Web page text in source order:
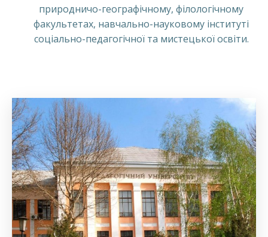
природничо-географічному, філологічному
факультетах, навчально-науковому інституті
соціально-педагогічної та мистецької освіти.